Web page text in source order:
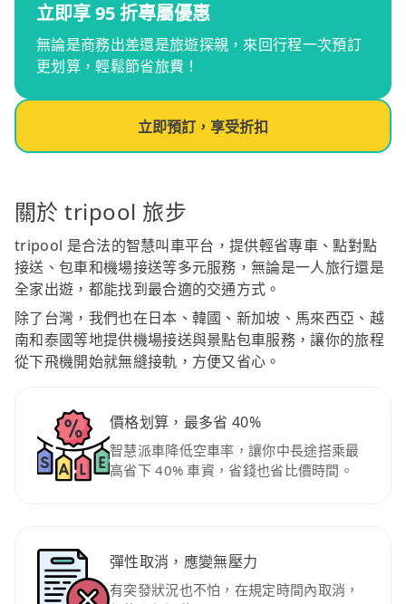
立即享 95 折專屬優惠
無論是商務出差還是旅遊探親，來回行程一次預訂
更划算，輕鬆節省旅費！
立即預訂，享受折扣
關於 tripool 旅步
tripool 是合法的智慧叫車平台，提供輕省專車、點對點
接送、包車和機場接送等多元服務，無論是一人旅行還是
全家出遊，都能找到最合適的交通方式。
除了台灣，我們也在日本、韓國、新加坡、馬來西亞、越
南和泰國等地提供機場接送與景點包車服務，讓你的旅程
從下飛機開始就無縫接軌，方便又省心。
價格划算，最多省 40%
智慧派車降低空車率，讓你中長途搭乘最
高省下 40% 車資，省錢也省比價時間。
彈性取消，應變無壓力
有突發狀況也不怕，在規定時間內取消，